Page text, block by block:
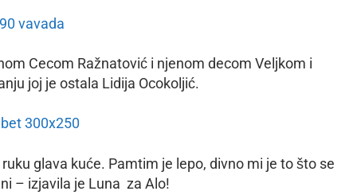
Cecom Ražnatović i njenom decom Veljkom i
joj je ostala Lidija Ocokoljić.
glava kuće. Pamtim je lepo, divno mi je to što se
– izjavila je Luna za Alo!